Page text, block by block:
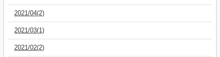
2021/04(2)
2021/03(1)
2021/02(2)